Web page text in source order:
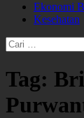
Ekonomi
Kesehatan
Cari
untuk:
Tag: